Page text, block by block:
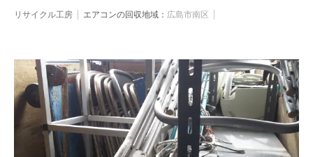
リサイクル工房 エアコンの回収地域： 広島市南区